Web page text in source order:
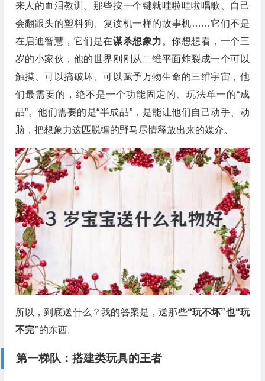
来人的血泪教训。那些按一个键就哇啦哇啦唱歌、自己
会翻跟头的塑料狗、复读机一样的故事机……它们不是
在启迪智慧，它们是在谋杀想象力 。你想想看，一个三
岁的小家伙，他的世界刚刚从二维平面炸裂成一个可以
触摸、可以搞破坏、可以赋予万物生命的三维宇宙，他
们最需要的，绝不是一个功能固定的、玩法单一的“成
品”。他们需要的是“半成品”，是能让他们自己动手、动
脑，把想象力这匹脱缰的野马尽情释放出来的媒介。
所以，到底送什么？我的答案是，送那些“玩不坏”也“玩
不完”的东西。
第一梯队：搭建类玩具的王者